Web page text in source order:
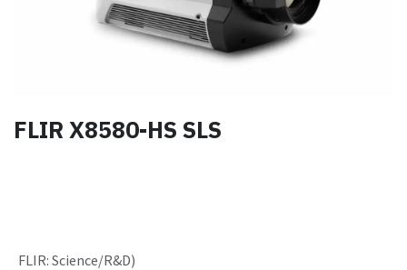
FLIR X8580-HS SLS
FLIR: Science/R&D)